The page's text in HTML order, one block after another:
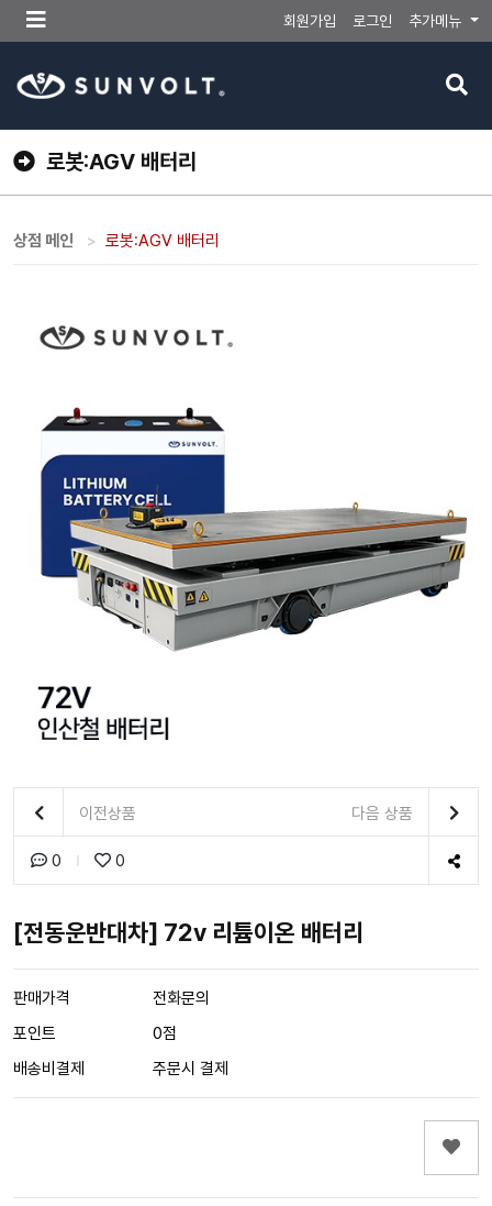
메
뉴
튼
회원가입 로그인 추가메뉴
검
버
로봇:AGV 배터리
상점 메인 로봇:AGV 배터리
이전상품 다음 상품
0 0
[전동운반대차] 72v 리튬이온 배터리
판매가격
전화문의
포인트
0점
배송비결제
주문시 결제